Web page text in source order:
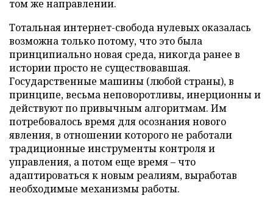
том же направлении.
Тотальная интернет-свобода нулевых оказалась
возможна только потому, что это была
принципиально новая среда, никогда ранее в
истории просто не существовавшая.
Государственные машины (любой страны), в
принципе, весьма неповоротливы, инерционны и
действуют по привычным алгоритмам. Им
потребовалось время для осознания нового
явления, в отношении которого не работали
традиционные инструменты контроля и
управления, а потом еще время – что
адаптироваться к новым реалиям, выработав
необходимые механизмы работы.